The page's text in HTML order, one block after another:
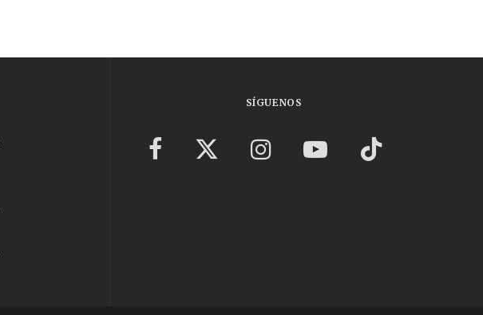
SÍGUENOS